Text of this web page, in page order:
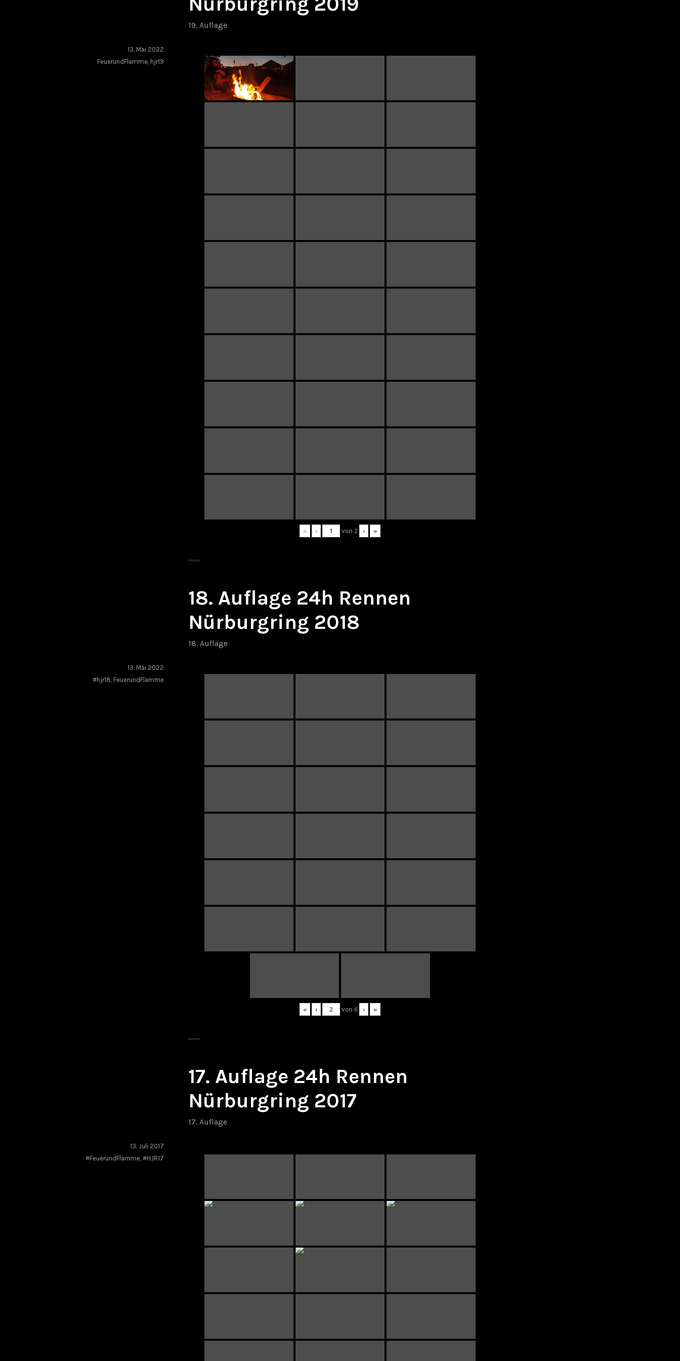
19. Auflage
« ‹ von 2 › »
13. Mai 2022
FeuerundFlamme, hjr19
18. Auflage 24h Rennen
Nürburgring 2018
18. Auflage
« ‹ von 6 › »
13. Mai 2022
#hjr18, FeuerundFlamme
17. Auflage 24h Rennen
Nürburgring 2017
17. Auflage
13. Juli 2017
#FeuerundFlamme, #HJR17